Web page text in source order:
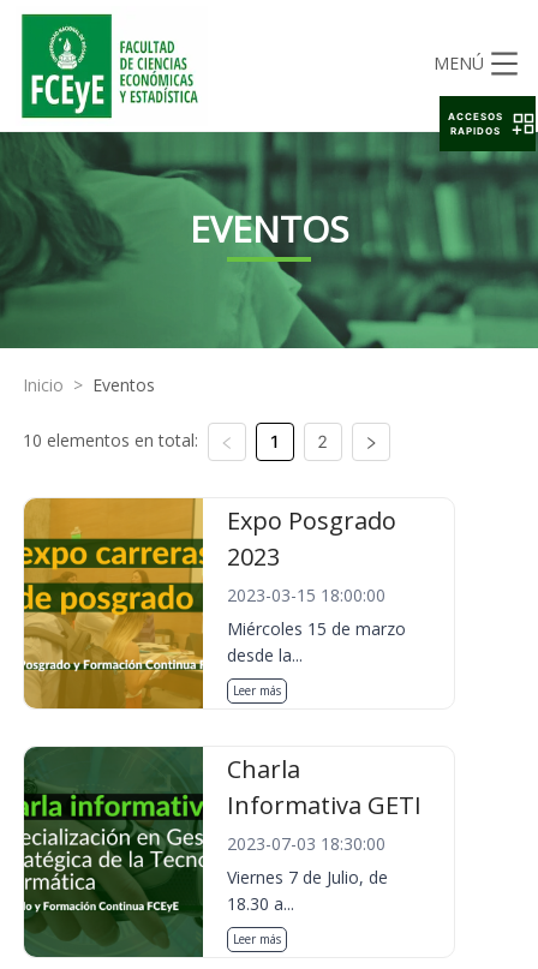
MENÚ
EVENTOS
Inicio > Eventos
10 elementos en total: 1 2
Expo Posgrado
2023
2023-03-15 18:00:00
Miércoles 15 de marzo
desde la...
Leer más
Charla
Informativa GETI
2023-07-03 18:30:00
Viernes 7 de Julio, de
18.30 a...
Leer más
ACCESOS
RAPIDOS